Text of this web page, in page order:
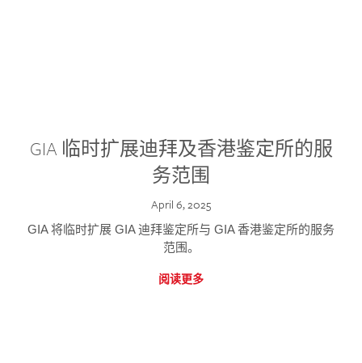
GIA 临时扩展迪拜及香港鉴定所的服
务范围
April 6, 2025
GIA 将临时扩展 GIA 迪拜鉴定所与 GIA 香港鉴定所的服务
范围。
阅读更多